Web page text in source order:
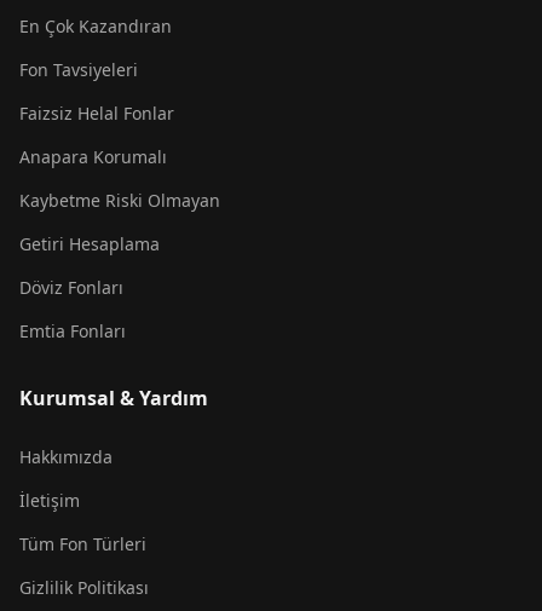
En Çok Kazandıran
Fon Tavsiyeleri
Faizsiz Helal Fonlar
Anapara Korumalı
Kaybetme Riski Olmayan
Getiri Hesaplama
Döviz Fonları
Emtia Fonları
Kurumsal & Yardım
Hakkımızda
İletişim
Tüm Fon Türleri
Gizlilik Politikası